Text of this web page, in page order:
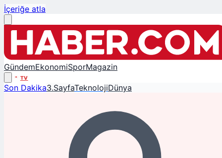
İçeriğe atla
GündemEkonomiSporMagazin
TV
Son Dakika3.SayfaTeknolojiDünya